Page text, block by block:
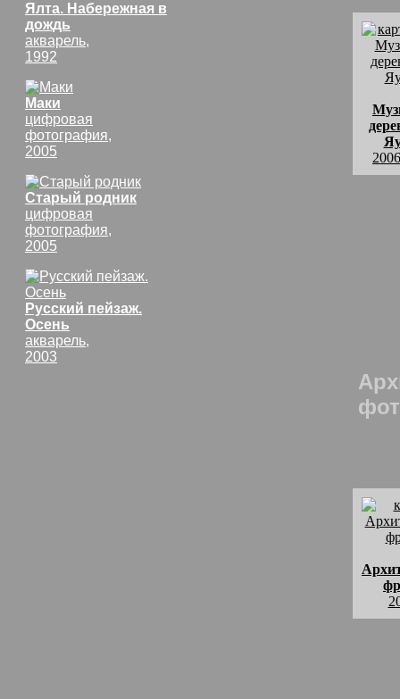
Ялта. Набережная в
дождь
акварель,
1992
Маки
цифровая
фотография,
2005
Старый родник
цифровая
фотография,
2005
Русский пейзаж.
Осень
акварель,
2003